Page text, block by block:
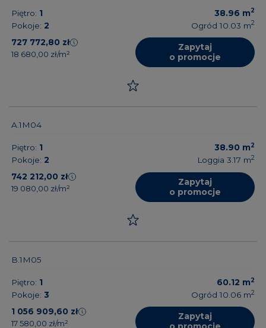
Piętro: 1
Pokoje: 2
727 772,80 zł
18 680,00 zł/m²
38.96 m2
Ogród 10.03 m2
Zapytaj
o promocje
A.1M04
Piętro: 1
Pokoje: 2
742 212,00 zł
19 080,00 zł/m²
38.90 m2
Loggia 3.17 m2
Zapytaj
o promocje
B.1M05
Piętro: 1
Pokoje: 3
1 056 909,60 zł
17 580,00 zł/m²
60.12 m2
Ogród 10.06 m2
Zapytaj